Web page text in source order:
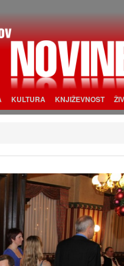
KULTURA KNJIŽEVNOST